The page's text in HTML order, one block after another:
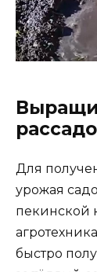
Для
урожая
пекинской
быстро